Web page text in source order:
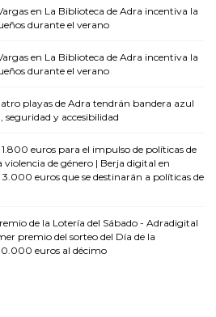
en La Biblioteca de Adra incentiva la
durante el verano
en La Biblioteca de Adra incentiva la
durante el verano
playas de Adra tendrán bandera azul
seguridad y accesibilidad
euros para el impulso de políticas de
de género | Berja digital en
euros que se destinarán a políticas de
de la Lotería del Sábado - Adradigital
premio del sorteo del Día de la
euros al décimo